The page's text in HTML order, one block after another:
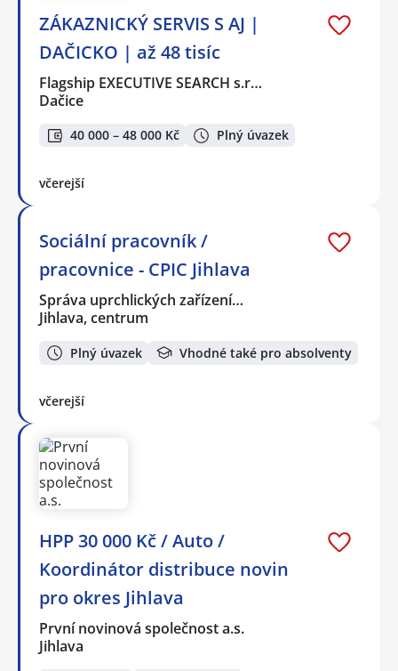
ZÁKAZNICKÝ SERVIS S AJ |
DAČICKO | až 48 tisíc
Flagship EXECUTIVE SEARCH s.r…
Dačice
40 000 – 48 000 Kč Plný úvazek
včerejší
Sociální pracovník /
pracovnice - CPIC Jihlava
Správa uprchlických zařízení…
Jihlava, centrum
Plný úvazek Vhodné také pro absolventy
včerejší
HPP 30 000 Kč / Auto /
Koordinátor distribuce novin
pro okres Jihlava
První novinová společnost a.s.
Jihlava